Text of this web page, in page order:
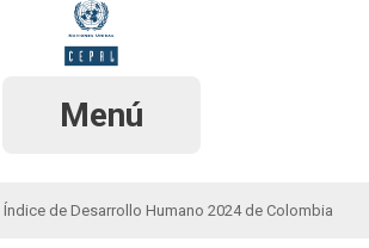
Menú
Índice de Desarrollo Humano 2024 de Colombia